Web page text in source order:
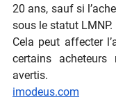
20 ans, sauf si
sous le statut LMNP.
Cela peut affecter
certains acheteurs
avertis.
imodeus.com